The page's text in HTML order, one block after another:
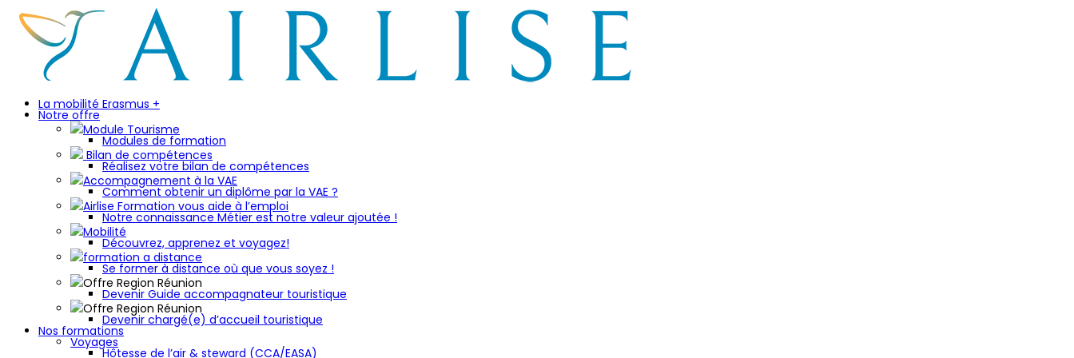
La mobilité Erasmus +
Notre offre
Module Tourisme
Modules de formation
Bilan de compétences
Réalisez votre bilan de compétences
Accompagnement à la VAE
Comment obtenir un diplôme par la VAE ?
Airlise Formation vous aide à l’emploi
Notre connaissance Métier est notre valeur ajoutée !
Mobilité
Découvrez, apprenez et voyagez!
formation a distance
Se former à distance où que vous soyez !
Offre Region Réunion
Devenir Guide accompagnateur touristique
Offre Region Réunion
Devenir chargé(e) d’accueil touristique
Nos formations
Voyages
Hôtesse de l’air & steward (CCA/EASA)